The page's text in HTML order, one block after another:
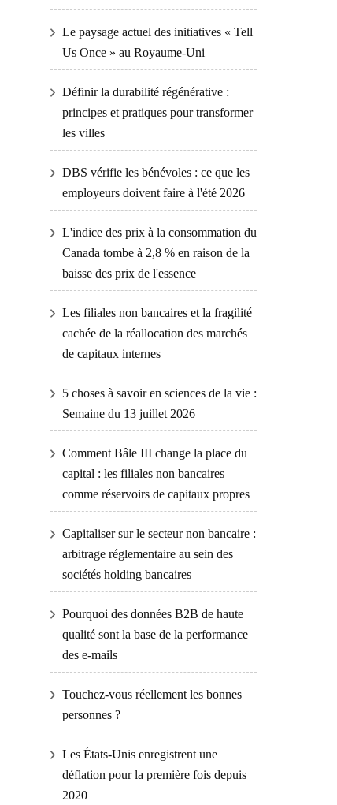
Le paysage actuel des initiatives « Tell
Us Once » au Royaume-Uni
Définir la durabilité régénérative :
principes et pratiques pour transformer
les villes
DBS vérifie les bénévoles : ce que les
employeurs doivent faire à l'été 2026
L'indice des prix à la consommation du
Canada tombe à 2,8 % en raison de la
baisse des prix de l'essence
Les filiales non bancaires et la fragilité
cachée de la réallocation des marchés
de capitaux internes
5 choses à savoir en sciences de la vie :
Semaine du 13 juillet 2026
Comment Bâle III change la place du
capital : les filiales non bancaires
comme réservoirs de capitaux propres
Capitaliser sur le secteur non bancaire :
arbitrage réglementaire au sein des
sociétés holding bancaires
Pourquoi des données B2B de haute
qualité sont la base de la performance
des e-mails
Touchez-vous réellement les bonnes
personnes ?
Les États-Unis enregistrent une
déflation pour la première fois depuis
2020